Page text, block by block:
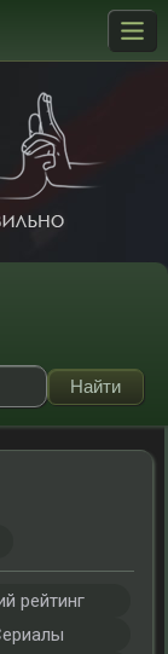
рейтинг